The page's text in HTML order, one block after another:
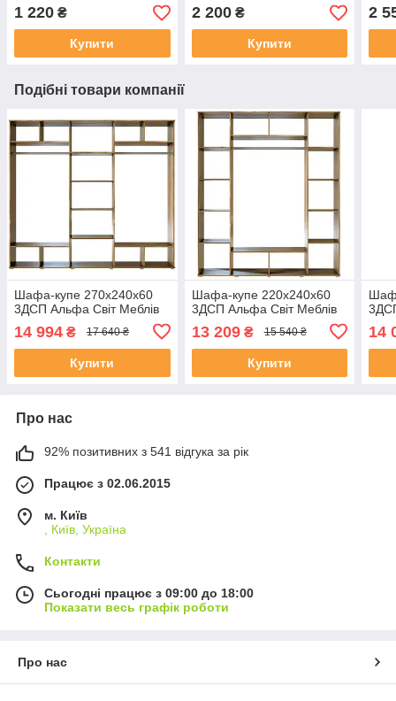
1 220 ₴
Купити
2 200₴
Купити
2
Подібні товари компанії
Шафа-купе 270х240х60
3ДСП Альфа Світ Меблів
14 994 ₴ 17 640 ₴
Купити
Шафа-купе 220х240х60
3ДСП Альфа Світ Меблів
13 209₴ 15 540 ₴
Купити
14
Про нас
92% позитивних з 541 відгука за рік
Працює з 02.06.2015
м. Київ
, Київ, Україна
Контакти
Сьогодні працює з 09:00 до 18:00
Показати весь графік роботи
Про нас